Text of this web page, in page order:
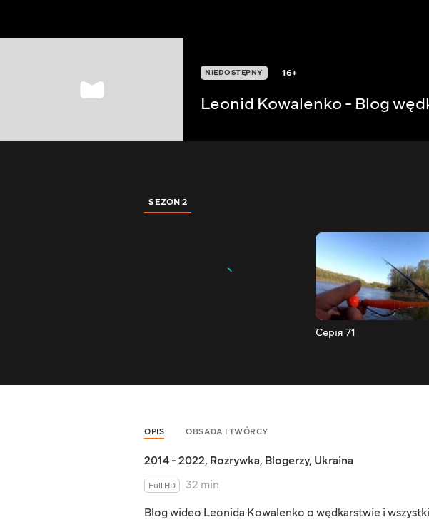
NIEDOSTĘPNY 16+
Leonid Kowalenko - Blog
SEZON 2
Серія 71
OPIS OBSADA I TWÓRCY
2014 - 2022, Rozrywka, Blogerzy, Ukraina
Full HD
32 min
Blog wideo Leonida Kowalenko o wędkarstwie i